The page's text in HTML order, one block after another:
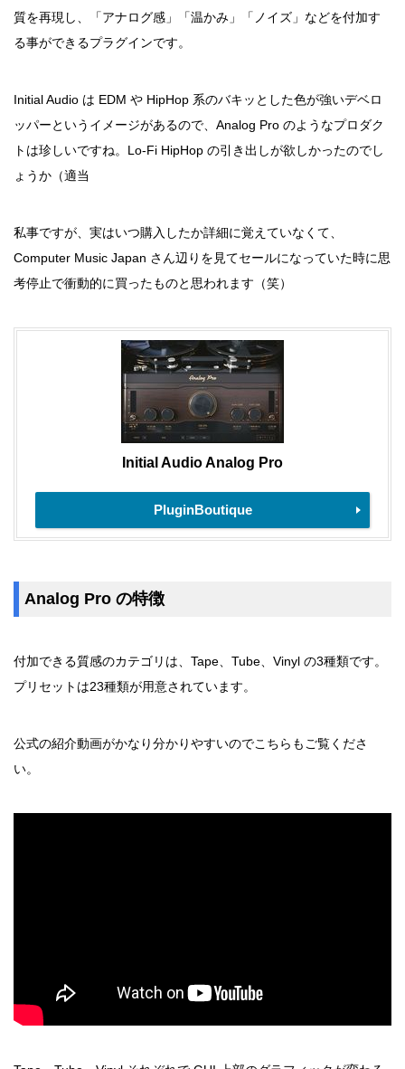
質を再現し、「アナログ感」「温かみ」「ノイズ」などを付加す
る事ができるプラグインです。
Initial Audio は EDM や HipHop 系のバキッとした色が強いデベロ
ッパーというイメージがあるので、Analog Pro のようなプロダク
トは珍しいですね。Lo-Fi HipHop の引き出しが欲しかったのでし
ょうか（適当
私事ですが、実はいつ購入したか詳細に覚えていなくて、
Computer Music Japan さん辺りを見てセールになっていた時に思
考停止で衝動的に買ったものと思われます（笑）
Initial Audio Analog Pro
PluginBoutique
Analog Pro の特徴
付加できる質感のカテゴリは、Tape、Tube、Vinyl の3種類です。
プリセットは23種類が用意されています。
公式の紹介動画がかなり分かりやすいのでこちらもご覧くださ
い。